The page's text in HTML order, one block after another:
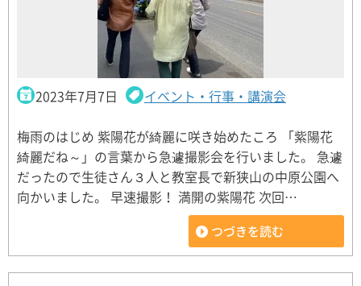
2023年7月7日 イベント・行事・講演会
梅雨のはじめ 紫陽花が綺麗に咲き始めたころ 「紫陽花
綺麗だね～」の言葉から急遽撮影会を行いました。 急遽
だったので生徒さん３人と教室長で新狭山の中原公園へ
向かいました。 早速撮影！ 満開の紫陽花 次回…
つづきを読む